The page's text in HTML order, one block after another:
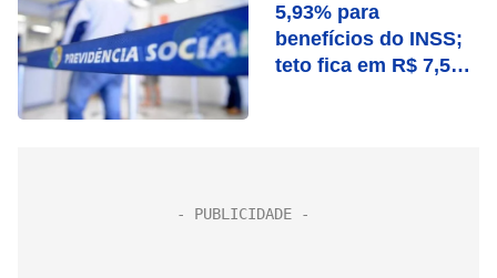
5,93% para
benefícios do INSS;
teto fica em R$ 7,507